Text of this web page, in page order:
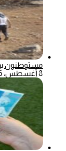
مستوطنون
8 أغسطس، 2026